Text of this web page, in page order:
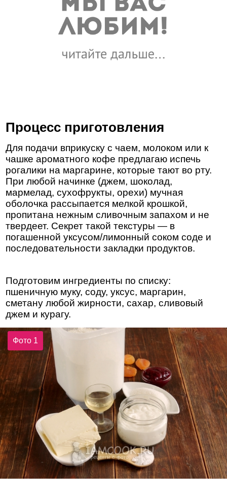
Процесс приготовления
Для подачи вприкуску с чаем, молоком или к
чашке ароматного кофе предлагаю испечь
рогалики на маргарине, которые тают во рту.
При любой начинке (джем, шоколад,
мармелад, сухофрукты, орехи) мучная
оболочка рассыпается мелкой крошкой,
пропитана нежным сливочным запахом и не
твердеет. Секрет такой текстуры — в
погашенной уксусом/лимонный соком соде и
последовательности закладки продуктов.
Подготовим ингредиенты по списку:
пшеничную муку, соду, уксус, маргарин,
сметану любой жирности, сахар, сливовый
джем и курагу.
Фото 1